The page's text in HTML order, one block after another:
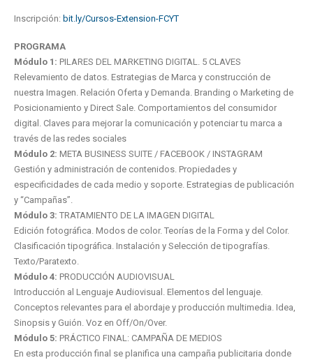
Inscripción: bit.ly/Cursos-Extension-FCYT
PROGRAMA
Módulo 1: PILARES DEL MARKETING DIGITAL. 5 CLAVES
Relevamiento de datos. Estrategias de Marca y construcción de
nuestra Imagen. Relación Oferta y Demanda. Branding o Marketing de
Posicionamiento y Direct Sale. Comportamientos del consumidor
digital. Claves para mejorar la comunicación y potenciar tu marca a
través de las redes sociales
Módulo 2: META BUSINESS SUITE / FACEBOOK / INSTAGRAM
Gestión y administración de contenidos. Propiedades y
especificidades de cada medio y soporte. Estrategias de publicación
y “Campañas”.
Módulo 3: TRATAMIENTO DE LA IMAGEN DIGITAL
Edición fotográfica. Modos de color. Teorías de la Forma y del Color.
Clasificación tipográfica. Instalación y Selección de tipografías.
Texto/Paratexto.
Módulo 4: PRODUCCIÓN AUDIOVISUAL
Introducción al Lenguaje Audiovisual. Elementos del lenguaje.
Conceptos relevantes para el abordaje y producción multimedia. Idea,
Sinopsis y Guión. Voz en Off/On/Over.
Módulo 5: PRÁCTICO FINAL: CAMPAÑA DE MEDIOS
En esta producción final se planifica una campaña publicitaria donde